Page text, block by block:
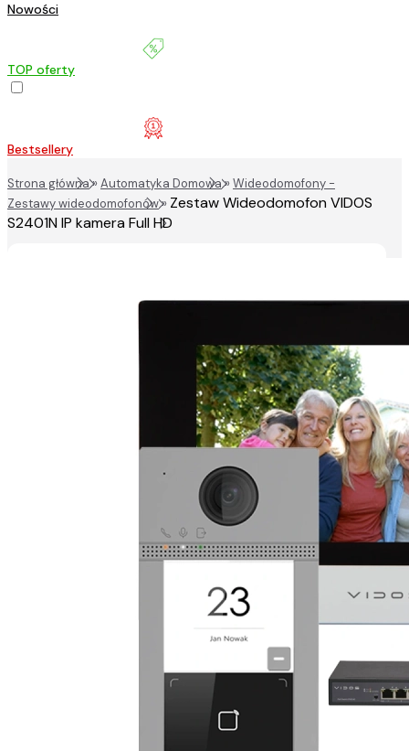
Nowości
TOP oferty
Bestsellery
Strona główna»Automatyka Domowa»Wideodomofony -
Zestawy wideodomofonów» Zestaw Wideodomofon VIDOS
S2401N IP kamera Full HD